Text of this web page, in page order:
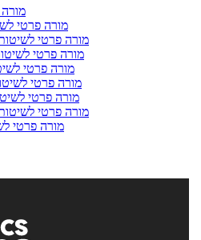
מורה פרטי
מורה פרטי
מורה פרטי
מורה פרטי
מורה פרטי
מורה פרטי
מורה פרטי
מורה פרטי